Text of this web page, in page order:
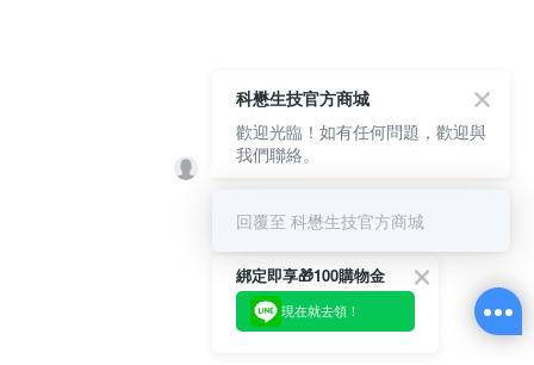
綁定即享🎁100購物金
現在就去領！
科懋生技官方商城
歡迎光臨！如有任何問題，歡迎與
我們聯絡。
回覆至 科懋生技官方商城